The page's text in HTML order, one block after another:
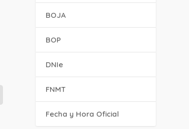
BOJA
BOP
DNIe
FNMT
Fecha y Hora Oficial